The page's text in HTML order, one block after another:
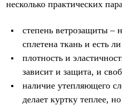
несколько практических
степень ветрозащиты –
сплетена ткань и есть
плотность и
зависит и защита, и
наличие утепляющего
делает куртку теплее,